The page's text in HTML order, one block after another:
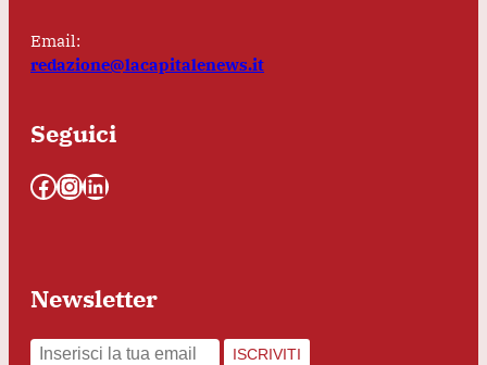
Email:
redazione@lacapitalenews.it
Seguici
Facebook InstagramLinkedIn
Newsletter
ISCRIVITI